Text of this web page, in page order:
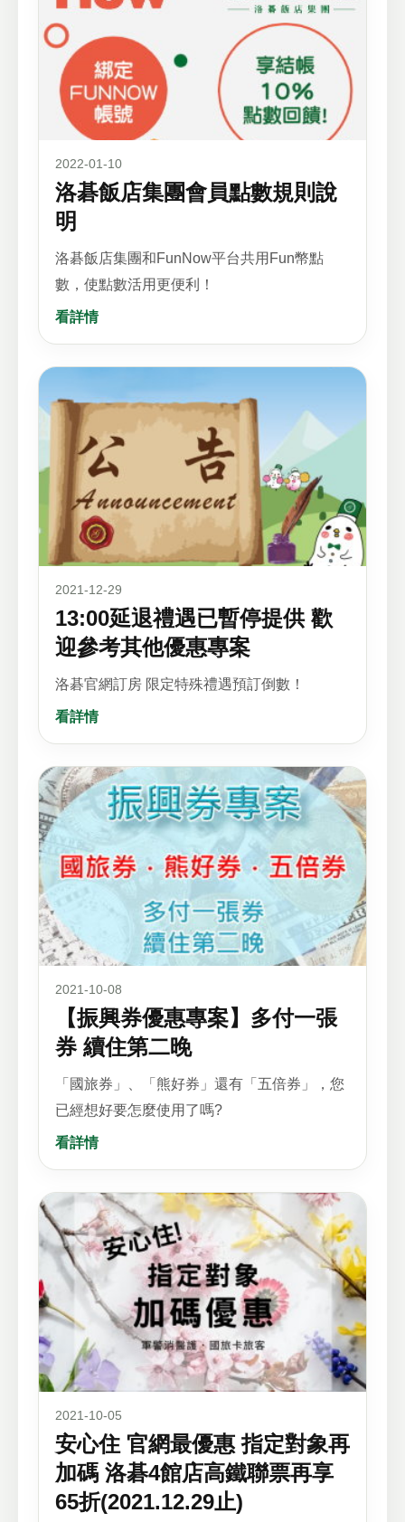
2022-01-10
洛碁飯店集團會員點數規則說
明
洛碁飯店集團和FunNow平台共用Fun幣點
數，使點數活用更便利！
看詳情
2021-12-29
13:00延退禮遇已暫停提供 歡
迎參考其他優惠專案
洛碁官網訂房 限定特殊禮遇預訂倒數！
看詳情
2021-10-08
【振興券優惠專案】多付一張
券 續住第二晚
「國旅券」、「熊好券」還有「五倍券」，您
已經想好要怎麼使用了嗎?
看詳情
2021-10-05
安心住 官網最優惠 指定對象再
加碼 洛碁4館店高鐵聯票再享
65折(2021.12.29止)